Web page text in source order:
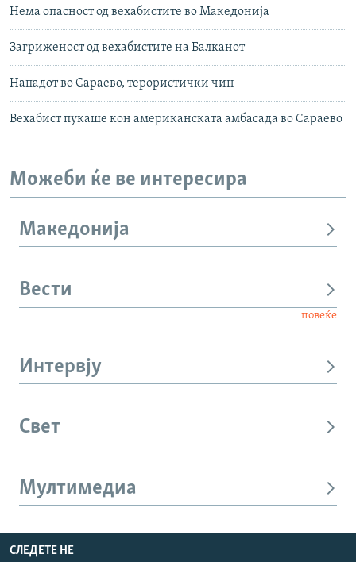
Нема опасност од вехабистите во Македонија
Загриженост од вехабистите на Балканот
Нападот во Сараево, терористички чин
Вехабист пукаше кон американската амбасада во Сараево
Можеби ќе ве интересира
Македонија
Вести
повеќе
Интервју
Свет
Мултимедиа
СЛЕДЕТЕ НЕ